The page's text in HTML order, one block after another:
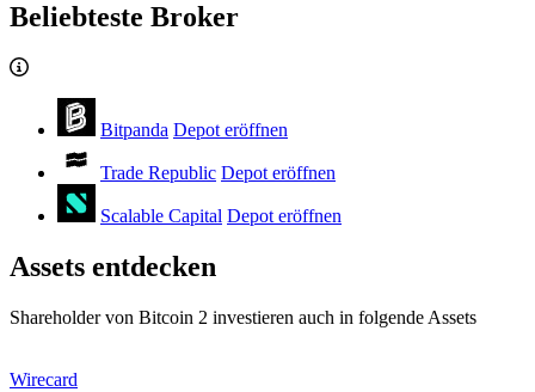
Beliebteste Broker
Bitpanda Depot eröffnen
Trade Republic Depot eröffnen
Scalable Capital Depot eröffnen
Assets entdecken
Shareholder von Bitcoin 2 investieren auch in folgende Assets
Wirecard